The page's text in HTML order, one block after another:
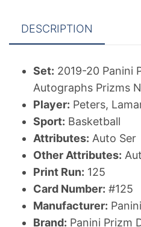
Green
#125
Lamar
Peters/125
DESCRIPTION
Set: 2019-20 Panini
Autographs Prizms
Player: Peters,
Sport: Basketball
Attributes: Auto Ser
Other Attributes:
Print Run: 125
Card Number: #125
Manufacturer:
Brand: Panini Prizm